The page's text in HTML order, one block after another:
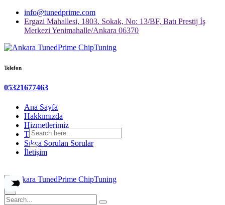
info@tunedprime.com
Ergazi Mahallesi, 1803. Sokak, No: 13/BF, Batı Prestij İş
Merkezi Yenimahalle/Ankara 06370
Telefon
05321677463
Ana Sayfa
Hakkımızda
Hizmetlerimiz
Teknik Ekipmanlarımız
Sıkça Sorulan Sorular
İletişim